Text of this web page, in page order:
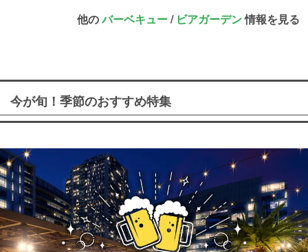
他のバーベキュー/ ビアガーデン情報を見る
今が旬！季節のおすすめ特集